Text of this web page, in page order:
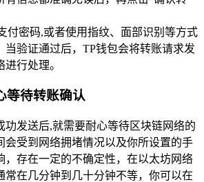
付密码,或者使用指纹、面部识别等方式
当验证通过后，TP钱包会将转账请求发
进行处理。
等待转账确认
功发送后,就需要耐心等待区块链网络的
会受到网络拥堵情况以及你所设置的手
，存在一定的不确定性，在以太坊网络
常在几分钟到几十分钟不等，你可以在